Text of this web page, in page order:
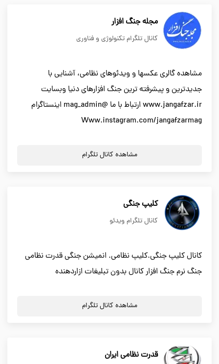
مجله جنگ افزار
کانال تلگرام تکنولوژی و فناوری
مشاهده گالری عکسها و ویدئوهای نظامی، آشنایی با
جدیدترین و پیشرفته ترین جنگ افزارهای دنیا وبسایت
www.jangafzar.ir ارتباط با ما @mag_admin اینستاگرام
Www.instagram.com/jangafzarmag
مشاهده کانال تلگرام
کلیپ جنگی
کانال تلگرام ویدئو
کانال کلیپ جنگی.کلیپ نظامی. انمیشن جنگی قدرت نظامی
جنگ نرم جنگ افزار کانال بدون تبلیغات ازاردهنده
مشاهده کانال تلگرام
قدرت نظامی ایران